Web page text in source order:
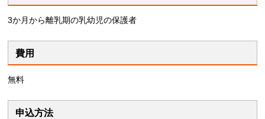
3か月から離乳期の乳幼児の保護者
費用
無料
申込方法